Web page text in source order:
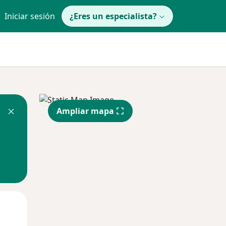
Iniciar sesión ¿Eres un especialista?
Ampliar mapa